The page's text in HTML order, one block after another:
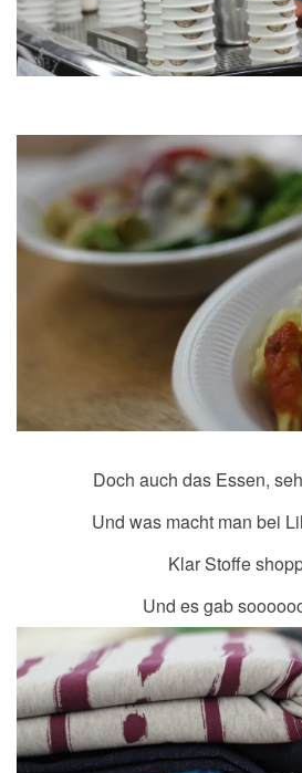
Doch auch das Essen,
Und was macht man bei
Klar Stoffe
Und es gab